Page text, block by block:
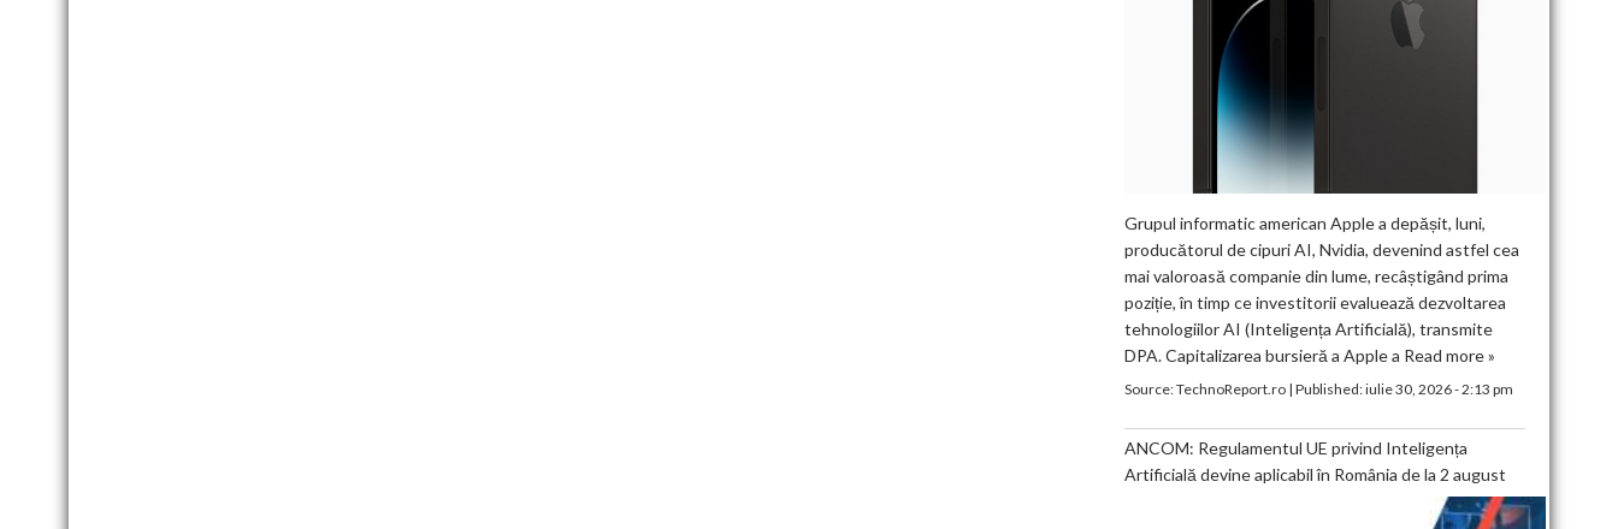
Grupul informatic american Apple a depășit, luni,
producătorul de cipuri AI, Nvidia, devenind astfel cea
mai valoroasă companie din lume, recâștigând prima
poziție, în timp ce investitorii evaluează dezvoltarea
tehnologiilor AI (Inteligența Artificială), transmite
DPA. Capitalizarea bursieră a Apple a Read more »
Source:TechnoReport.ro| Published:iulie 30, 2026 - 2:13 pm
ANCOM: Regulamentul UE privind Inteligența
Artificială devine aplicabil în România de la 2 august